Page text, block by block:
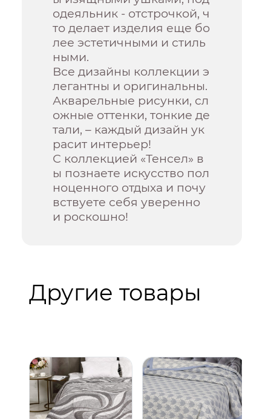
одеяльник - отстрочкой, ч
то делает изделия еще бо
лее эстетичными и стиль
ными.
Все дизайны коллекции э
легантны и оригинальны.
Акварельные рисунки, сл
ожные оттенки, тонкие де
тали, – каждый дизайн ук
расит интерьер!
С коллекцией «Тенсел» в
ы познаете искусство пол
ноценного отдыха и почу
вствуете себя уверенно
и роскошно!
Другие товары